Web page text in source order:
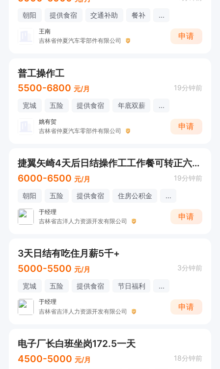
朝阳 提供食宿 交通补助 餐补 ...
王南
吉林省仲夏汽车零部件有限公司
申请
普工操作工
5500-6800 元/月 19分钟前
宽城 五险 提供食宿 年底双薪 ...
姚有贺
吉林省仲夏汽车零部件有限公司
申请
捷翼矢崎4天后日结操作工工作餐可转正六险一金
6000-6500 元/月 19分钟前
朝阳 五险 提供食宿 住房公积金 ...
于经理
吉林省吉洋人力资源开发有限公司
申请
3天日结有吃住月薪5千+
5000-5500 元/月 3分钟前
宽城 五险 提供食宿 节日福利 ...
于经理
吉林省吉洋人力资源开发有限公司
申请
电子厂长白班坐岗172.5一天
4500-5000 元/月 18分钟前